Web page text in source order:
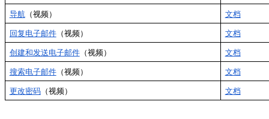
导航 （视频） 文档
回复电子邮件（视频） 文档
创建和发送电子邮件（视频） 文档
搜索电子邮件（视频） 文档
更改密码（视频） 文档